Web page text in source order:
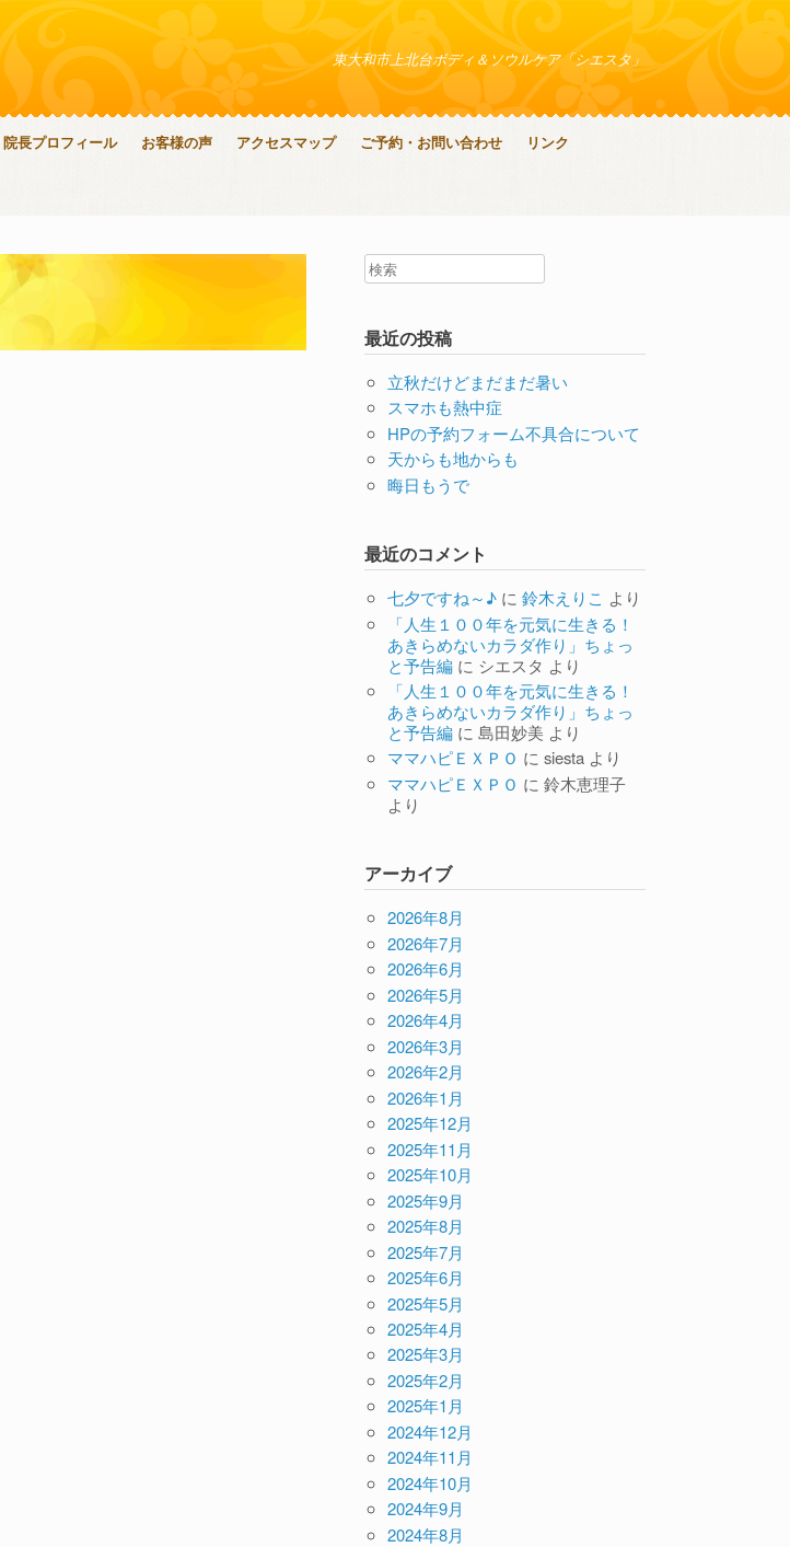
東大和市上北台ボディ＆ソウルケア「シエスタ」
院長プロフィール お客様の声 アクセスマップ ご予約・お問い合わせ リンク
最近の投稿
立秋だけどまだまだ暑い
スマホも熱中症
HPの予約フォーム不具合について
天からも地からも
晦日もうで
最近のコメント
七夕ですね～♪ に鈴木えりこ より
「人生１００年を元気に生きる！
あきらめないカラダ作り」ちょっ
と予告編 に シエスタ より
「人生１００年を元気に生きる！
あきらめないカラダ作り」ちょっ
と予告編 に島田妙美 より
ママハピＥＸＰＯ にsiesta より
ママハピＥＸＰＯ に鈴木恵理子
より
アーカイブ
2026年8月
2026年7月
2026年6月
2026年5月
2026年4月
2026年3月
2026年2月
2026年1月
2025年12月
2025年11月
2025年10月
2025年9月
2025年8月
2025年7月
2025年6月
2025年5月
2025年4月
2025年3月
2025年2月
2025年1月
2024年12月
2024年11月
2024年10月
2024年9月
2024年8月